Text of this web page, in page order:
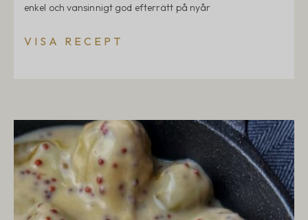
enkel och vansinnigt god efterrätt på nyår
VISA RECEPT